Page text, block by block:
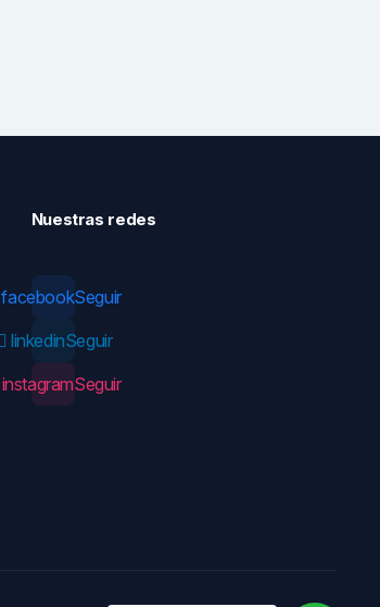
Nuestras redes
facebookSeguir
linkedinSeguir
instagramSeguir